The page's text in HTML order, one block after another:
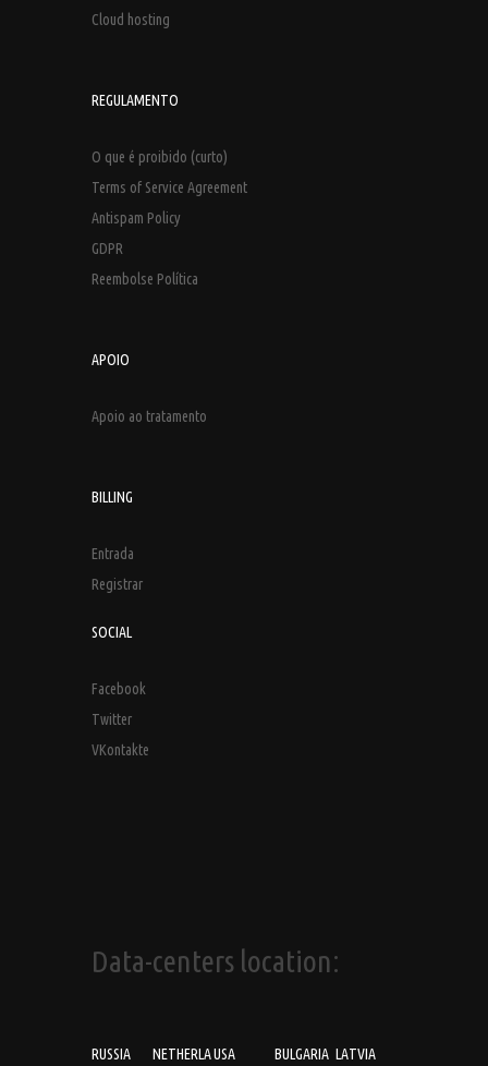
Cloud hosting
REGULAMENTO
O que é proibido (curto)
Terms of Service Agreement
Antispam Policy
GDPR
Reembolse Política
APOIO
Apoio ao tratamento
BILLING
Entrada
Registrar
SOCIAL
Facebook
Twitter
VKontakte
Data-centers location:
RUSSIA
NETHERLAUSA BULGARIA LATVIA